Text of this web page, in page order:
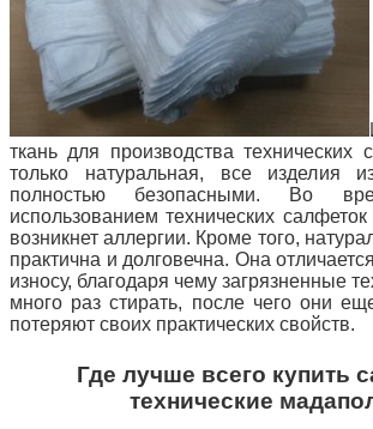
ткань для производства технических
только натуральная, все изделия
полностью безопасными. Во
использованиемтехнических
возникнет аллергии. Кроме того,
практична и долговечна. Она
износу, благодаря чему загрязненные
много раз стирать, после чего они
потеряют своих практических свойств.
Где лучше всего купить
технические